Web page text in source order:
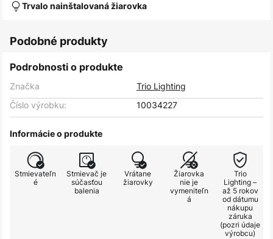
Trvalo nainštalovaná žiarovka
Podobné produkty
Podrobnosti o produkte
Značka
Trio Lighting
Číslo výrobku:
10034227
Informácie o produkte
Stmievateľn
é
Stmievač je
súčasťou
balenia
Vrátane
žiarovky
Žiarovka
nie je
vymeniteľn
á
Trio
Lighting –
až 5 rokov
od dátumu
nákupu
záruka
(pozri údaje
výrobcu)